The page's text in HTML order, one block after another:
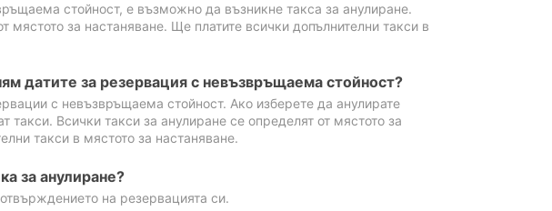
стойност, е възможно да възникне такса за анулиране.
мястото за настаняване. Ще платите всички допълнителни такси в
датите за резервация с невъзвръщаема стойност?
с невъзвръщаема стойност. Ако изберете да анулирате
Всички такси за анулиране се определят от мястото за
такси в мястото за настаняване.
за анулиране?
на резервацията си.